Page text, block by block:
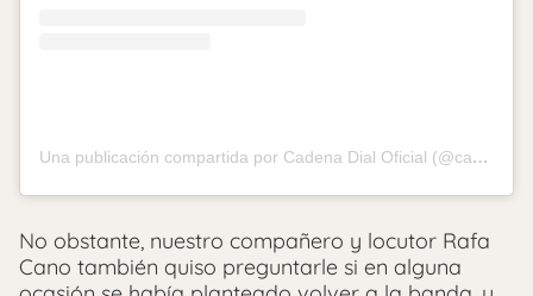
Una publicación compartida por Cadena Dial Oficial (@cadena_dial)
No obstante, nuestro compañero y locutor Rafa
Cano también quiso preguntarle si en alguna